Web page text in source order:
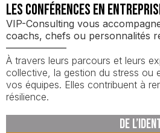
Les conférences en
VIP-Consulting vous
coachs, chefs ou personnalités
À travers leurs parcours et leurs
collective, la gestion du stress ou
vos équipes. Elles contribuent à
résilience.
DE